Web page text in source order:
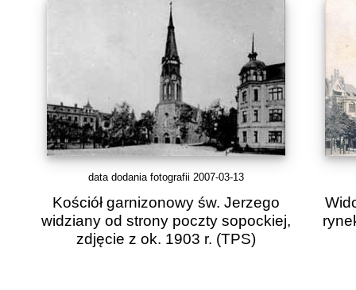
data dodania fotografii 2007-03-13
Kościół garnizonowy św. Jerzego
widziany od strony poczty sopockiej,
zdjęcie z ok. 1903 r. (TPS)